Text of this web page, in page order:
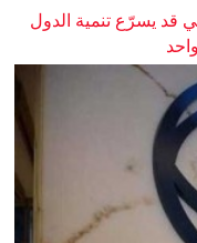
قد يسرّع تنمية الدول